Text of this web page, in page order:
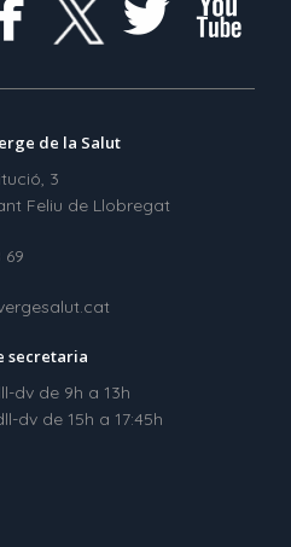
de la Salut
3
Feliu de Llobregat
69
secretaria
dv de 9h a 13h
dv de 15h a 17:45h